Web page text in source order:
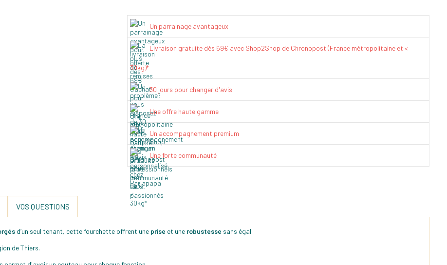
Un parrainage avantageux
Livraison gratuite dès 69€ avec Shop2Shop de Chronopost (France métropolitaine et <
30kg)*
30 jours pour changer d'avis
Une offre haute gamme
Un accompagnement premium
Une forte communauté
VOS QUESTIONS
d’un seul tenant, cette fourchette offrent une prise et une robustesse sans égal.
de Thiers.